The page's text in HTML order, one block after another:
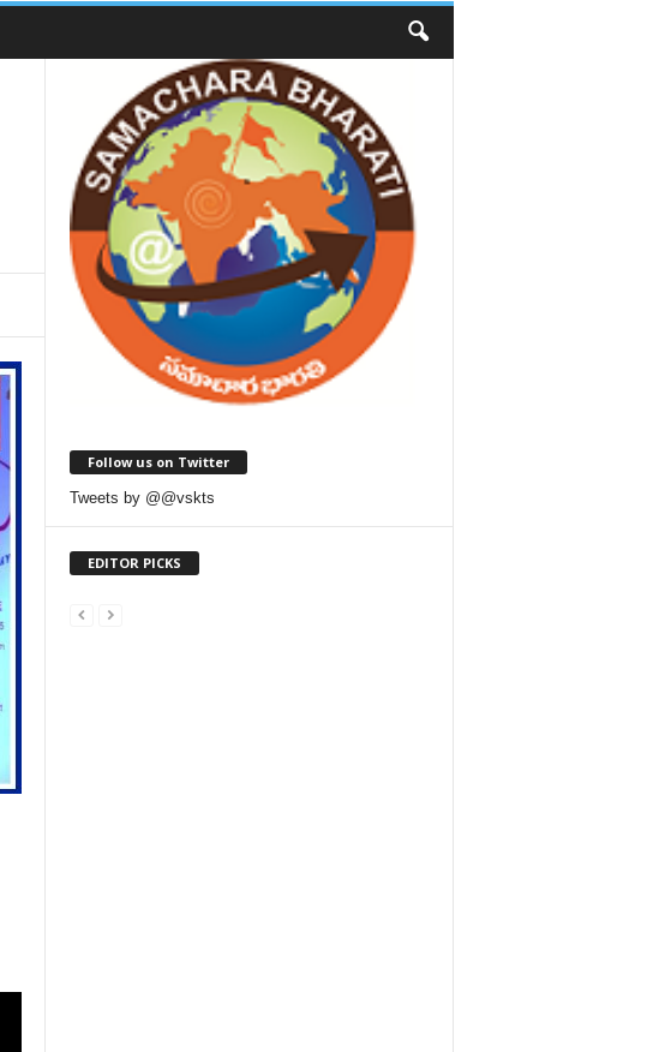
Follow us on Twitter
Tweets by @@vskts
EDITOR PICKS